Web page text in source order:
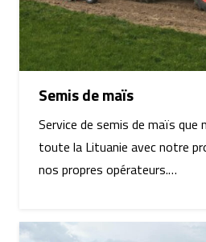
Semis de maïs
Service de semis de maïs que
toute la Lituanie avec notre
nos propres opérateurs.…